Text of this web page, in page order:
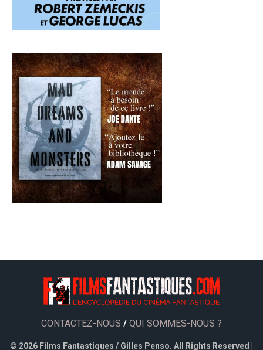
CONTACTEZ-NOUS / QUI SOMMES-NOUS ?
© 2026 Films Fantastiques / Gilles Penso. All Rights Reserved |